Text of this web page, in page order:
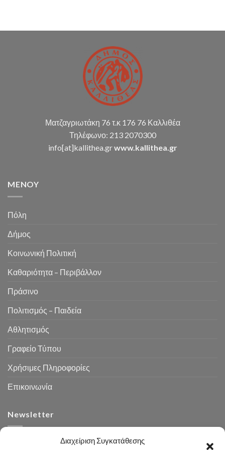
Διαχείριση Συγκατάθεσης
σύνταξη
καταστάσεων
κ.α.)
Ματζαγριωτάκη 76 τ.κ 176 76 Καλλιθέα
Τηλέφωνο: 213 2070300
info[at]kallithea.grwww.kallithea.gr
MENOY
Πόλη
Δήμος
Κοινωνική Πολιτική
Καθαριότητα – Περιβάλλον
Πράσινο
Πολιτισμός – Παιδεία
Αθλητισμός
Γραφείο Τύπου
Χρήσιμες Πληροφορίες
Επικοινωνία
Newsletter